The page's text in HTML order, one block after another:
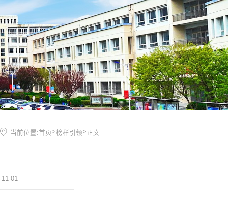
当前位置:首页>榜样引领>正文
01